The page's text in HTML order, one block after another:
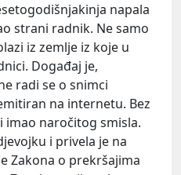
napala
strani radnik. Ne samo
iz zemlje iz koje u
Događaj je,
radi se o snimci
na internetu. Bez
imao naročitog smisla.
i privela je na
Zakona o prekršajima